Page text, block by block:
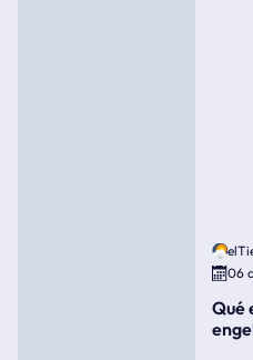
06
Qué